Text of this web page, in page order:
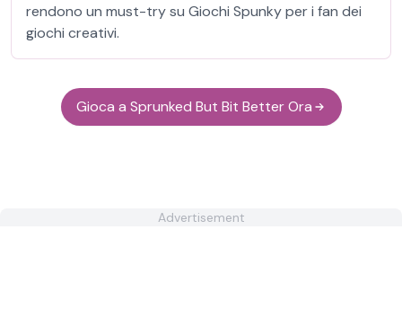
rendono un must-try su Giochi Spunky per i fan dei
giochi creativi.
Gioca a Sprunked But Bit Better Ora
Advertisement